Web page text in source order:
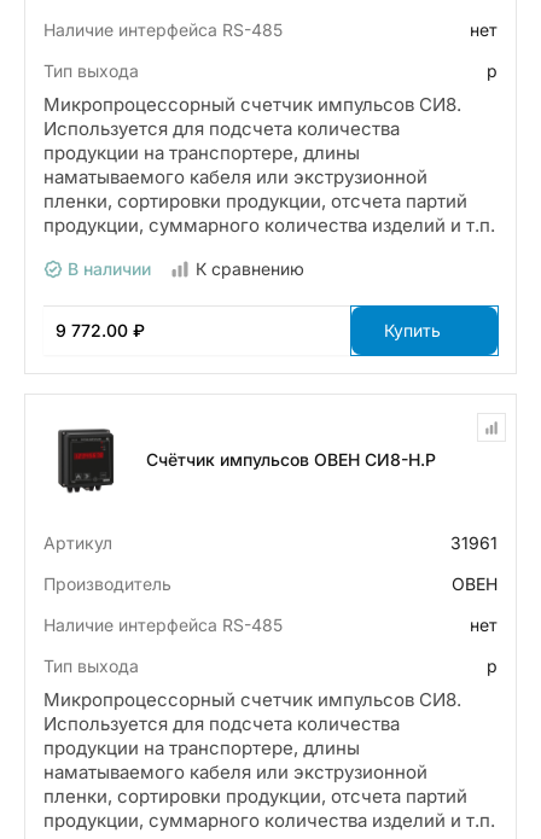
Наличие интерфейса RS-485
нет
Тип выхода
р
Микропроцессорный счетчик импульсов СИ8.
Используется для подсчета количества
продукции на транспортере, длины
наматываемого кабеля или экструзионной
пленки, сортировки продукции, отсчета партий
продукции, суммарного количества изделий и т.п.
В наличии К сравнению
9 772.00 ₽ Купить
Счётчик импульсов ОВЕН СИ8-Н.Р
Артикул
31961
Производитель
ОВЕН
Наличие интерфейса RS-485
нет
Тип выхода
р
Микропроцессорный счетчик импульсов СИ8.
Используется для подсчета количества
продукции на транспортере, длины
наматываемого кабеля или экструзионной
пленки, сортировки продукции, отсчета партий
продукции, суммарного количества изделий и т.п.